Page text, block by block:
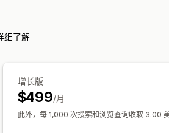
细了解
增长版
$499/月
此外，每 1,000 次搜索和浏览查询收取 3.00